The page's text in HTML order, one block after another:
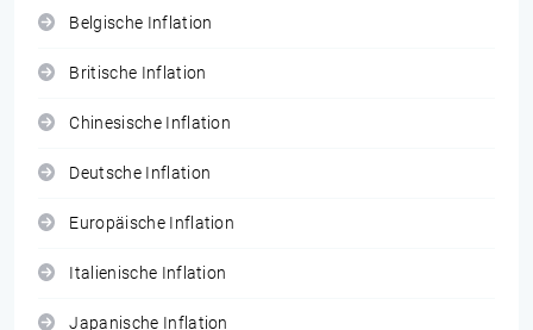
Belgische Inflation
Britische Inflation
Chinesische Inflation
Deutsche Inflation
Europäische Inflation
Italienische Inflation
Japanische Inflation